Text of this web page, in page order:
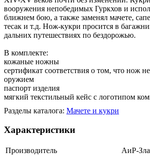
вооружения непобедимых Гуркхов и
ближнем бою, а также заменял мачете,
тесак и т.д. Нож-кукри просится в
дальних путешествиях по бездорожью.
В комплекте:
кожаные ножны
сертификат соответствия о том, что нож
оружием
паспорт изделия
мягкий текстильный кейс с логотипом
Разделы каталога: Мачете и кукри
Характеристики
Производитель
АиР-